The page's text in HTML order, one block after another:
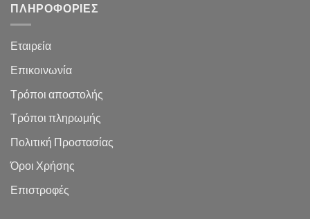
ΠΛΗΡΟΦΟΡΙΕΣ
Εταιρεία
Επικοινωνία
Τρόποι αποστολής
Τρόποι πληρωμής
Πολιτική Προστασίας
Όροι Χρήσης
Επιστροφές